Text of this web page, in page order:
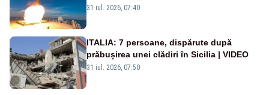
americană, distrusă de o rachetă
31 iul. 2026, 07:40
ITALIA: 7 persoane, dispărute după
prăbușirea unei clădiri în Sicilia | VIDEO
31 iul. 2026, 07:50